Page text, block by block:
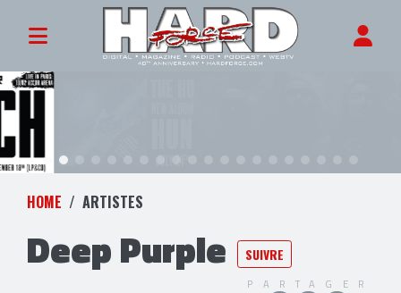
HOME ARTISTES
Deep Purple SUIVRE
PARTAGER